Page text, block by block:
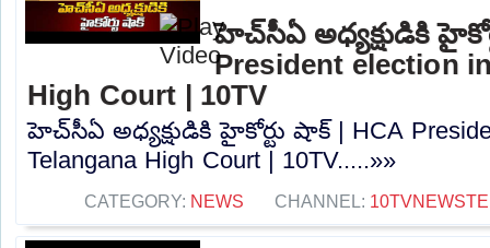
హెచ్‌సీఏ అధ్యక్షుడికి
President election
High Court | 10TV
హెచ్‌సీఏ అధ్యక్షుడికి హైకోర్టు షాక్ | HCA
Telangana High Court | 10TV.....»»
CATEGORY: NEWS CHANNEL: